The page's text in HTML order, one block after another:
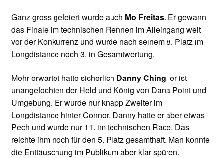
Ganz gross gefeiert wurde auch Mo Freitas. Er gewann
das Finale im technischen Rennen im Alleingang weit
vor der Konkurrenz und wurde nach seinem 8. Platz im
Longdistance noch 3. in Gesamtwertung.
Mehr erwartet hatte sicherlich Danny Ching, er ist
unangefochten der Held und König von Dana Point und
Umgebung. Er wurde nur knapp Zweiter im
Longdistance hinter Connor. Danny hatte er aber etwas
Pech und wurde nur 11. im technischen Race. Das
reichte ihm noch für den 5. Platz gesamthaft. Man konnte
die Enttäuschung im Publikum aber klar spüren.